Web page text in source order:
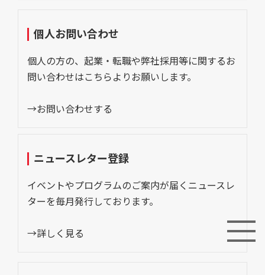
個人お問い合わせ
個人の方の、起業・転職や弊社採用等に関するお
問い合わせはこちらよりお願いします。
→お問い合わせする
ニュースレター登録
イベントやプログラムのご案内が届くニュースレ
ターを毎月発行しております。
→詳しく見る